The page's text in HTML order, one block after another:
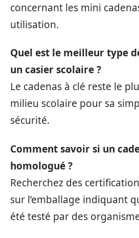
concernant les mini
utilisation.
Quel est le meilleur type
un casier scolaire ?
Le cadenas à clé reste le
milieu scolaire pour sa
sécurité.
Comment savoir si un
homologué ?
Recherchez des
sur l’emballage indiquant
été testé par des